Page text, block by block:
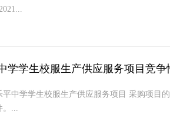
学学生校服生产供应服务项目竞争
中学学生校服生产供应服务项目 采购项目
。...